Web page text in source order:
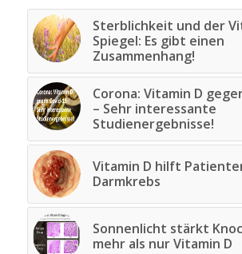
Sterblichkeit und der
Spiegel: Es gibt einen
Zusammenhang!
Corona: Vitamin D
– Sehr interessante
Studienergebnisse!
Vitamin D hilft
Darmkrebs
Sonnenlicht stärkt
mehr als nur Vitamin D